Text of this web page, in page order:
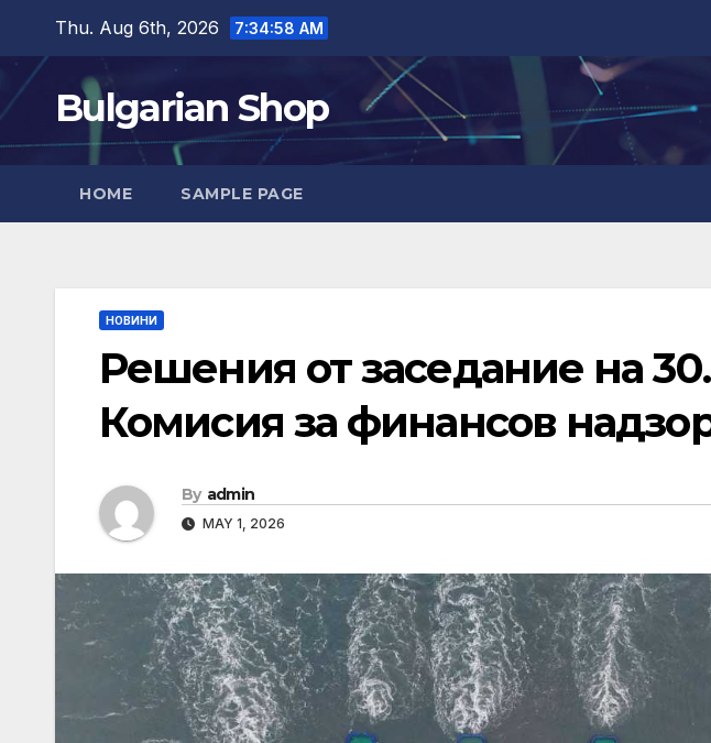
content
Thu. Aug 6th, 2026 7:34:59 AM
Bulgarian Shop
HOME SAMPLE PAGE
НОВИНИ
Решения от заседание на
Комисия за финансов
By admin
MAY 1, 2026